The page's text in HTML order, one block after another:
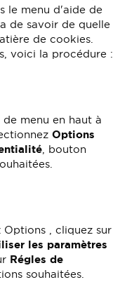
le menu d'aide de
de savoir de quelle
de cookies.
voici la procédure :
menu en haut à
Options
, bouton
Options , cliquez sur
les paramètres
Régles de
souhaitées.